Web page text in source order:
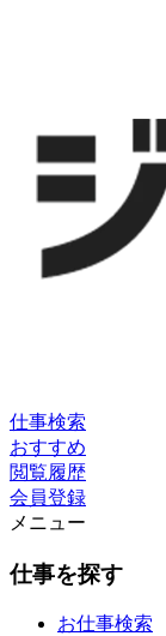
仕事検索
おすすめ
閲覧履歴
会員登録
メニュー
仕事を探す
お仕事検索